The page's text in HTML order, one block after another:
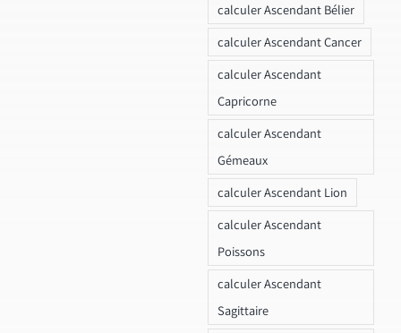
calculer Ascendant Bélier
calculer Ascendant Cancer
calculer Ascendant
Capricorne
calculer Ascendant
Gémeaux
calculer Ascendant Lion
calculer Ascendant
Poissons
calculer Ascendant
Sagittaire